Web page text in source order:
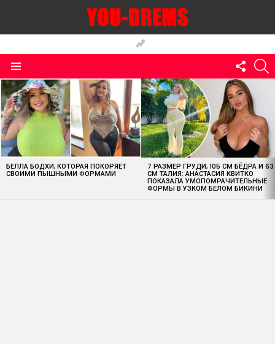
US
MOST
VIEWED
STORIES
БЕЛЛА БОДХИ, КОТОРАЯ ПОКОРЯЕТ
СВОИМИ ПЫШНЫМИ ФОРМАМИ
7 РАЗМЕР ГРУДИ, 105 СМ БЁДРА И 63
СМ ТАЛИЯ: АНАСТАСИЯ КВИТКО
ПОКАЗАЛА УМОПОМРАЧИТЕЛЬНЫЕ
ФОРМЫ В УЗКОМ БЕЛОМ БИКИНИ